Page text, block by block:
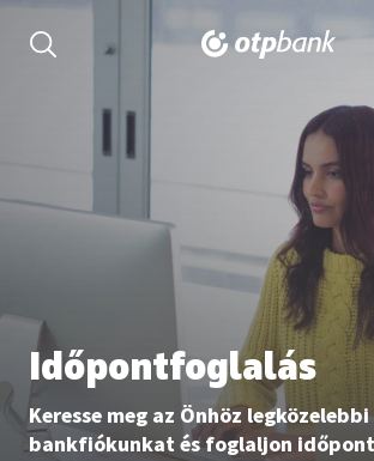
Keresés kinyitása
Időpontfoglalás
Keresse meg az Önhöz legközelebbi
bankfiókunkat és foglaljon